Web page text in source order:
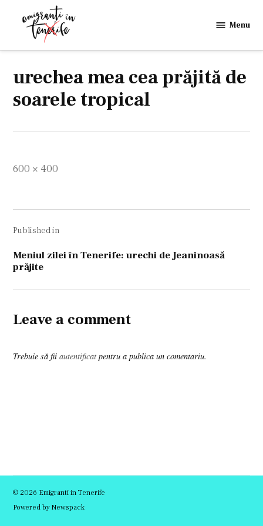
in
Menu
urechea mea cea prăjită de
soarele tropical
Full
600 × 400
în
articole
Published in
Meniul zilei în Tenerife: urechi de Jeaninoasă
prăjite
Leave a comment
Trebuie să fiiautentificat pentru a publica un comentariu.
© 2026 Emigranti in Tenerife
Powered by Newspack